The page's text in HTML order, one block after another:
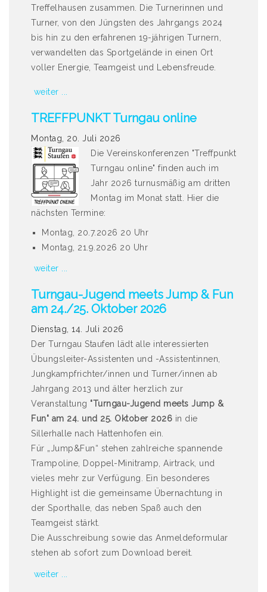
Treffelhausen zusammen. Die Turnerinnen und
Turner, von den Jüngsten des Jahrgangs 2024
bis hin zu den erfahrenen 19-jährigen Turnern,
verwandelten das Sportgelände in einen Ort
voller Energie, Teamgeist und Lebensfreude.
weiter ...
TREFFPUNKT Turngau online
Montag, 20. Juli 2026
Die Vereinskonferenzen "Treffpunkt
Turngau online" finden auch im
Jahr 2026 turnusmäßig am dritten
Montag im Monat statt. Hier die
nächsten Termine:
Montag, 20.7.2026 20 Uhr
Montag, 21.9.2026 20 Uhr
weiter ...
Turngau-Jugend meets Jump & Fun
am 24./25. Oktober 2026
Dienstag, 14. Juli 2026
Der Turngau Staufen lädt alle interessierten
Übungsleiter-Assistenten und -Assistentinnen,
Jungkampfrichter/innen und Turner/innen ab
Jahrgang 2013 und älter herzlich zur
Veranstaltung "Turngau-Jugend meets Jump &
Fun" am 24. und 25. Oktober 2026 in die
Sillerhalle nach Hattenhofen ein.
Für „Jump&Fun“ stehen zahlreiche spannende
Trampoline, Doppel-Minitramp, Airtrack, und
vieles mehr zur Verfügung. Ein besonderes
Highlight ist die gemeinsame Übernachtung in
der Sporthalle, das neben Spaß auch den
Teamgeist stärkt.
Die Ausschreibung sowie das Anmeldeformular
stehen ab sofort zum Download bereit.
weiter ...